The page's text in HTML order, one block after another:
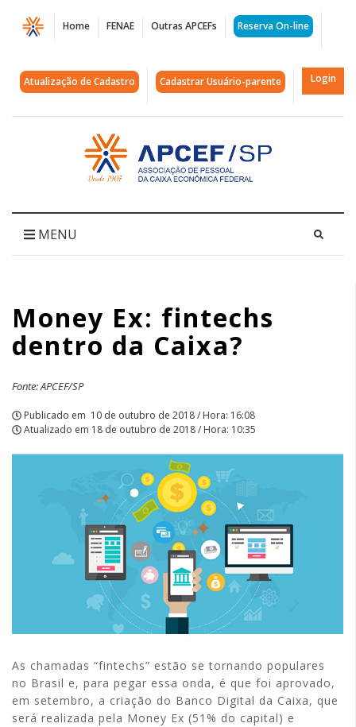
Página
Money
Ex:
dentro
Home FENAE Outras APCEFs Reserva On-line
Atualização de Cadastro Cadastrar Usuário-parente Login
Acessar
página
inicial
MENU
Money Ex: fintechs
dentro da Caixa?
Fonte: APCEF/SP
Publicado em 10 de outubro de 2018 / Hora: 16:08
Atualizado em 18 de outubro de 2018 / Hora: 10:35
As chamadas “fintechs” estão se tornando populares
no Brasil e, para pegar essa onda, é que foi aprovado,
em setembro, a criação do Banco Digital da Caixa, que
será realizada pela Money Ex (51% do capital) e